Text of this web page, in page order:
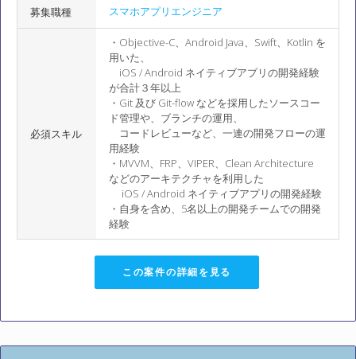
募集職種 スマホアプリエンジニア
必須スキル
・Objective-C、Android Java、Swift、Kotlin を
用いた、
iOS / Android ネイティブアプリの開発経験
が合計３年以上
・Git 及び Git-flow などを採用したソースコー
ド管理や、ブランチの運用、
コードレビューなど、一連の開発フローの運
用経験
・MVVM、FRP、VIPER、Clean Architecture
などのアーキテクチャを利用した
iOS / Android ネイティブアプリの開発経験
・自身を含め、5名以上の開発チームでの開発
経験
この案件の詳細を見る